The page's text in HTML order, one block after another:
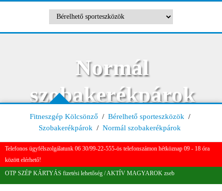
Normál
szobakerékpárok
Fitneszgép Kölcsönző / Bérelhető sporteszközök /
Szobakerékpárok / Normál szobakerékpárok
Telefonos ügyfélszolgálatunk 06 30/99-22-555-ös telefonszámon hétköznap 09 - 18 óra
között elérhető!
OTP SZÉP KÁRTYÁS fizetési lehetőség / AKTÍV MAGYAROK zseb